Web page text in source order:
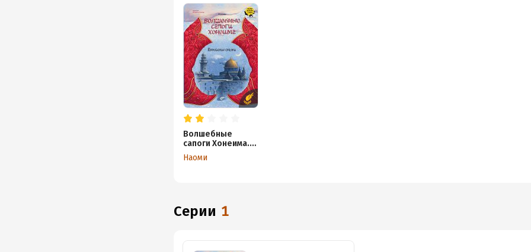
Волшебные
сапоги Хонеима.
Еврейские сказки
Наоми
Серии 1